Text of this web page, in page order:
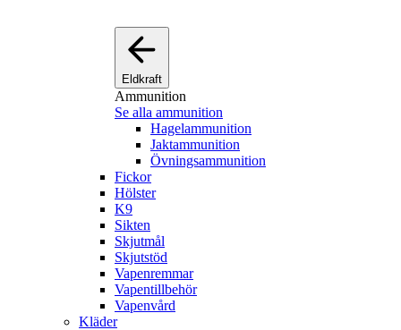
Eldkraft
Ammunition
Se alla ammunition
Hagelammunition
Jaktammunition
Övningsammunition
Fickor
Hölster
K9
Sikten
Skjutmål
Skjutstöd
Vapenremmar
Vapentillbehör
Vapenvård
Kläder